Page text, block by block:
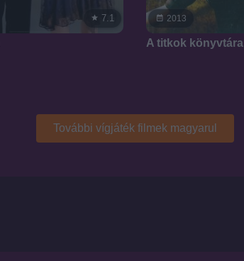
7.1 2013
A titkok könyvtára
További vígjáték filmek magyarul